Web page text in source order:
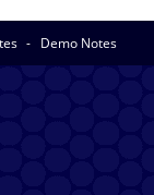
Demo Notes